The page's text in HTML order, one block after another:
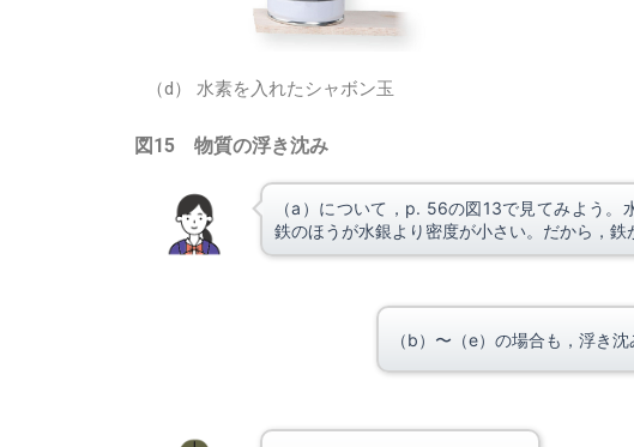
（d） 水素を入れたシャボン玉
図15 物質の浮き沈み
（a）について，p. 56の図13で見てみよう。
鉄のほうが水銀より密度が小さい。だから，鉄
（b）〜（e）の場合も，浮き